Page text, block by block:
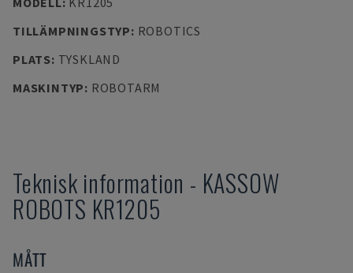
TILLÄMPNINGSTYP: ROBOTICS
PLATS: TYSKLAND
MASKINTYP: ROBOTARM
Teknisk information - KASSOW
ROBOTS KR1205
MÅTT